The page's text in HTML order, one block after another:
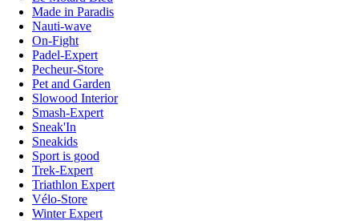
Made in Paradis
Nauti-wave
On-Fight
Padel-Expert
Pecheur-Store
Pet and Garden
Slowood Interior
Smash-Expert
Sneak'In
Sneakids
Sport is good
Trek-Expert
Triathlon Expert
Vélo-Store
Winter Expert